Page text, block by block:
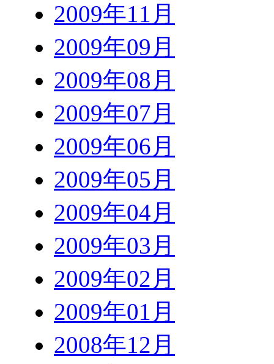
2009年11月
2009年09月
2009年08月
2009年07月
2009年06月
2009年05月
2009年04月
2009年03月
2009年02月
2009年01月
2008年12月